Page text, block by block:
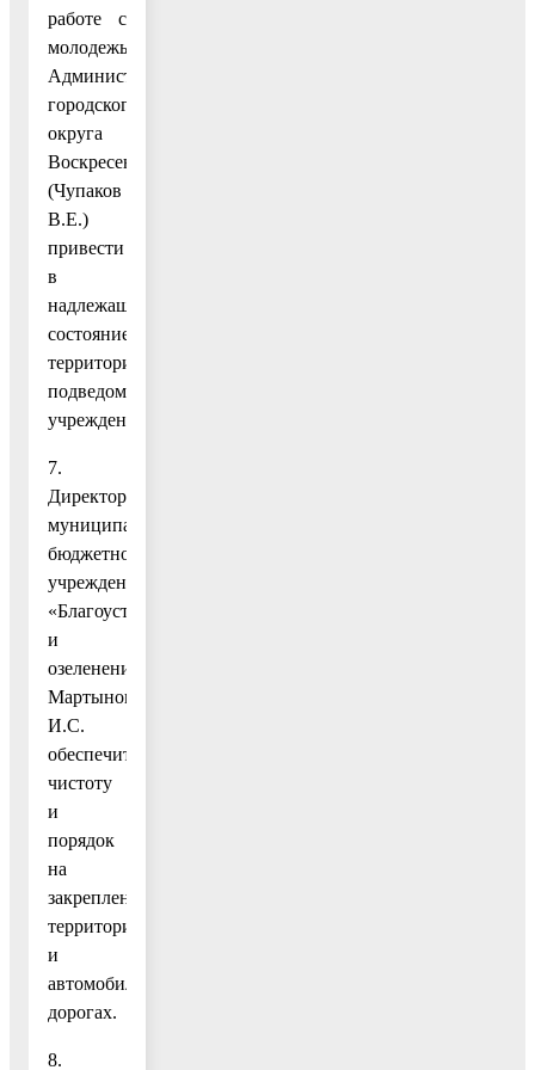
работе с
молодежью
Администрации
городского
округа
Воскресенск
(Чупаков
В.Е.)
привести
в
надлежащее
состояние
территории
подведомственных
учреждений.
7.
Директору
муниципального
бюджетного
учреждения
«Благоустройство
и
озеленение»
Мартынову
И.С.
обеспечить
чистоту
и
порядок
на
закрепленных
территориях
и
автомобильных
дорогах.
8.